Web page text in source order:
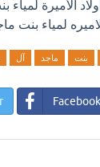
الأميرة
لمياء بنت
بنت ماجد آل
Facebook